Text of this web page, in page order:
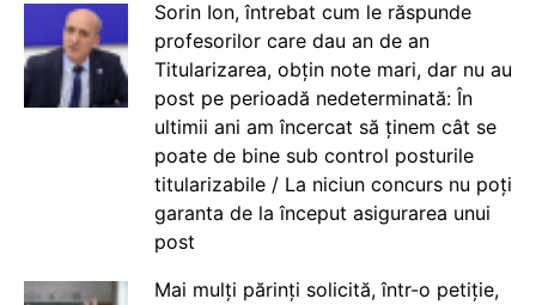
Sorin Ion, întrebat cum le răspunde
profesorilor care dau an de an
Titularizarea, obțin note mari, dar nu au
post pe perioadă nedeterminată: În
ultimii ani am încercat să ținem cât se
poate de bine sub control posturile
titularizabile / La niciun concurs nu poți
garanta de la început asigurarea unui
post
Mai mulți părinți solicită, într-o petiție,